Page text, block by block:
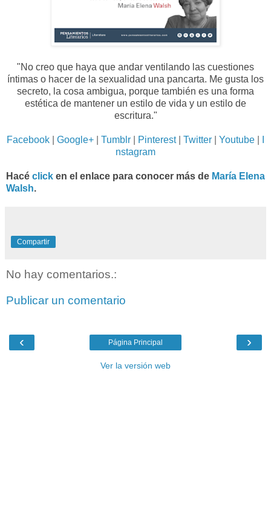
"No creo que haya que andar ventilando las cuestiones
íntimas o hacer de la sexualidad una pancarta. Me gusta los
secreto, la cosa ambigua, porque también es una forma
estética de mantener un estilo de vida y un estilo de
escritura."
Facebook Google+ Tumblr Pinterest| Twitter Youtube
nstagram
Hacé click en el enlace para conocer más de María Elena
Walsh.
Compartir
No hay comentarios.:
Publicar un comentario
‹ ›
Página Principal
Ver la versión web